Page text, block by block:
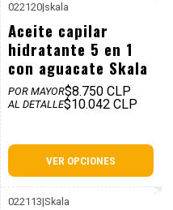
022120|skala
Aceite capilar
hidratante 5 en 1
con aguacate Skala
POR MAYOR$8.750 CLP
AL DETALLE$10.042 CLP
VER OPCIONES
022113|Skala